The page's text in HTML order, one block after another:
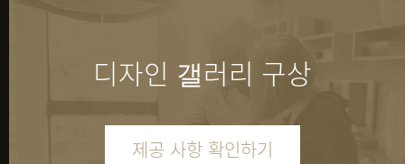
디자인 갤러리 구상
제공 사항 확인하기